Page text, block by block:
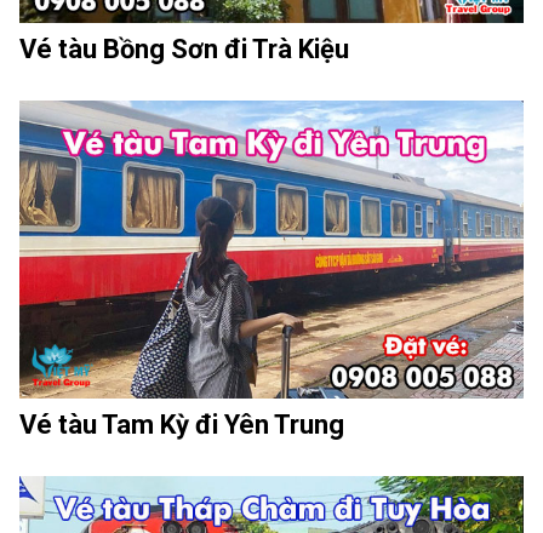
Vé tàu Bồng Sơn đi Trà Kiệu
Vé tàu Tam Kỳ đi Yên Trung